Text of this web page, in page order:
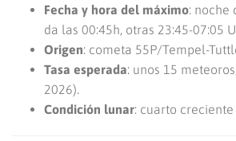
Fecha y hora del máximo: noche
da las 00:45h, otras 23:45-07:05
Origen: cometa 55P/Tempel-
Tasa esperada: unos 15
2026).
Condición lunar: cuarto